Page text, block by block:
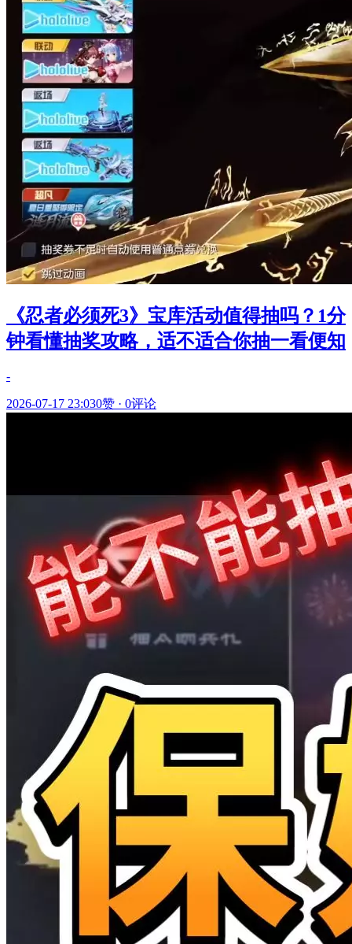
《忍者必须死3》宝库活动值得抽吗？1分
钟看懂抽奖攻略，适不适合你抽一看便知
-
2026-07-17 23:030赞 · 0评论